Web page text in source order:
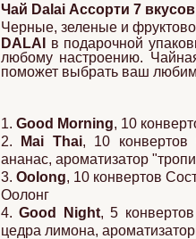
Чай Dalai Ассорти 7
Черные, зеленые и
DALAI
в подарочной
любому настроению.
поможет выбрать ваш
1. Good Morning, 10
2.
Mai Thai, 10 конвертов
ананас, ароматизатор
3.Oolong, 10 конвертов
Оолонг
4.Good Night, 5
цедра лимона,